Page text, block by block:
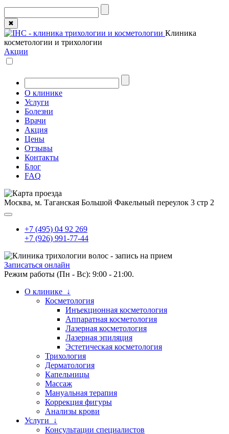
✖
Клиника
косметологии и трихологии
Акции
О клинике
Услуги
Болезни
Врачи
Акция
Цены
Отзывы
Контакты
Блог
FAQ
Москва, м. Таганская Большой Факельный переулок 3 стр 2
+7 (495) 04 92 269
+7 (926) 991-77-44
Записаться онлайн
Режим работы (Пн - Вс): 9:00 - 21:00.
О клинике ↓
Косметология
Инъекционная косметология
Аппаратная косметология
Лазерная косметология
Лазерная эпиляция
Эстетическая косметология
Трихология
Дерматология
Капельницы
Массаж
Мануальная терапия
Коррекция фигуры
Анализы крови
Услуги ↓
Консультации специалистов